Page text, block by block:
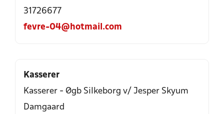
31726677
fevre-04@hotmail.com
Kasserer
Kasserer - Øgb Silkeborg v/ Jesper Skyum
Damgaard